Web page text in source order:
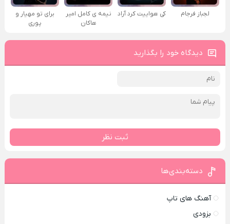
لجباز فرجام کی هواییت کرد آراد
نیمه ی کامل امیر
هاکان
برای تو مهیار و
پوری
دیدگاه خود را بگذارید
ثبت نظر
دسته‌بندی‌ها
آهنگ های تاپ
بزودی